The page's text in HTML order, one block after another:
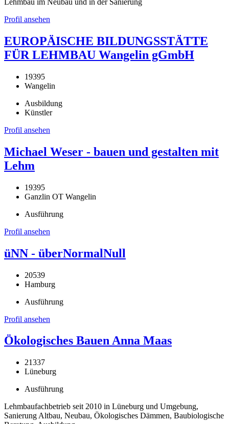
Lehmbau im Neubau und in der Sanierung
Profil ansehen
EUROPÄISCHE BILDUNGSSTÄTTE
FÜR LEHMBAU Wangelin gGmbH
19395
Wangelin
Ausbildung
Künstler
Profil ansehen
Michael Weser - bauen und gestalten mit
Lehm
19395
Ganzlin OT Wangelin
Ausführung
Profil ansehen
üNN - überNormalNull
20539
Hamburg
Ausführung
Profil ansehen
Ökologisches Bauen Anna Maas
21337
Lüneburg
Ausführung
Lehmbaufachbetrieb seit 2010 in Lüneburg und Umgebung,
Sanierung Altbau, Neubau, Ökologisches Dämmen, Baubiologische